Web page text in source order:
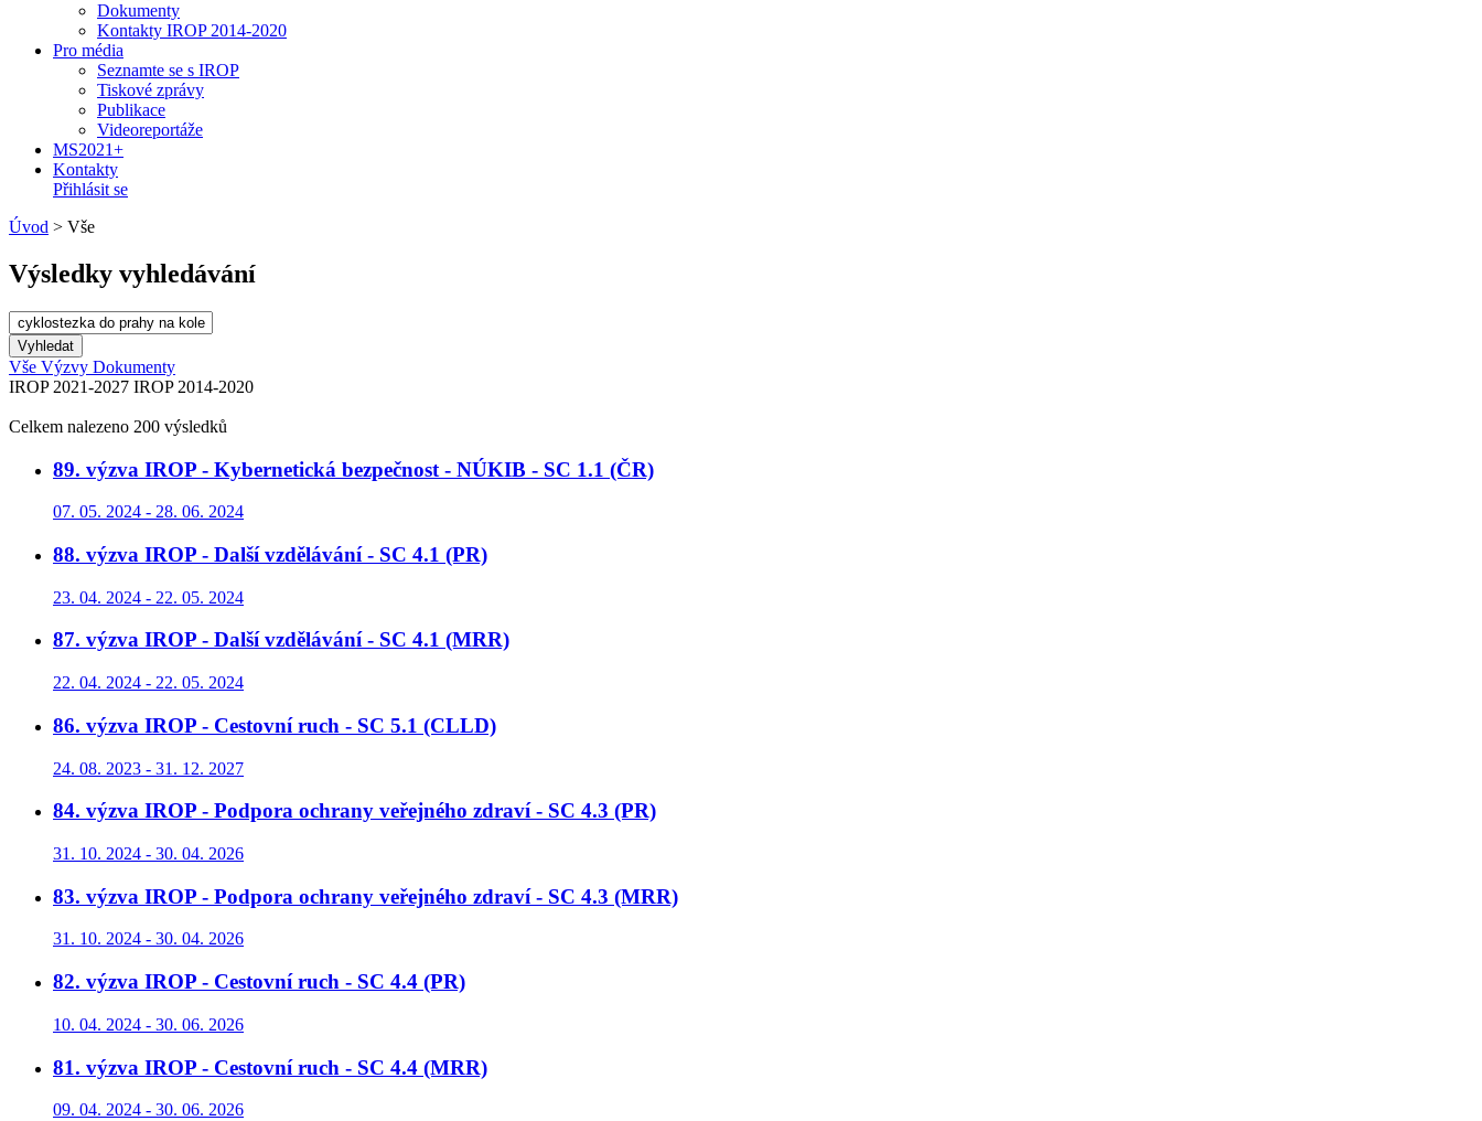
Dokumenty
Kontakty IROP 2014-2020
Pro média
Seznamte se s IROP
Tiskové zprávy
Publikace
Videoreportáže
MS2021+
Kontakty
Přihlásit se
Úvod > Vše
Výsledky vyhledávání
Vše Výzvy Dokumenty
IROP 2021-2027 IROP 2014-2020
Celkem nalezeno 200 výsledků
89. výzva IROP - Kybernetická bezpečnost - NÚKIB - SC 1.1 (ČR)
07. 05. 2024 - 28. 06. 2024
88. výzva IROP - Další vzdělávání - SC 4.1 (PR)
23. 04. 2024 - 22. 05. 2024
87. výzva IROP - Další vzdělávání - SC 4.1 (MRR)
22. 04. 2024 - 22. 05. 2024
86. výzva IROP - Cestovní ruch - SC 5.1 (CLLD)
24. 08. 2023 - 31. 12. 2027
84. výzva IROP - Podpora ochrany veřejného zdraví - SC 4.3 (PR)
31. 10. 2024 - 30. 04. 2026
83. výzva IROP - Podpora ochrany veřejného zdraví - SC 4.3 (MRR)
31. 10. 2024 - 30. 04. 2026
82. výzva IROP - Cestovní ruch - SC 4.4 (PR)
10. 04. 2024 - 30. 06. 2026
81. výzva IROP - Cestovní ruch - SC 4.4 (MRR)
09. 04. 2024 - 30. 06. 2026